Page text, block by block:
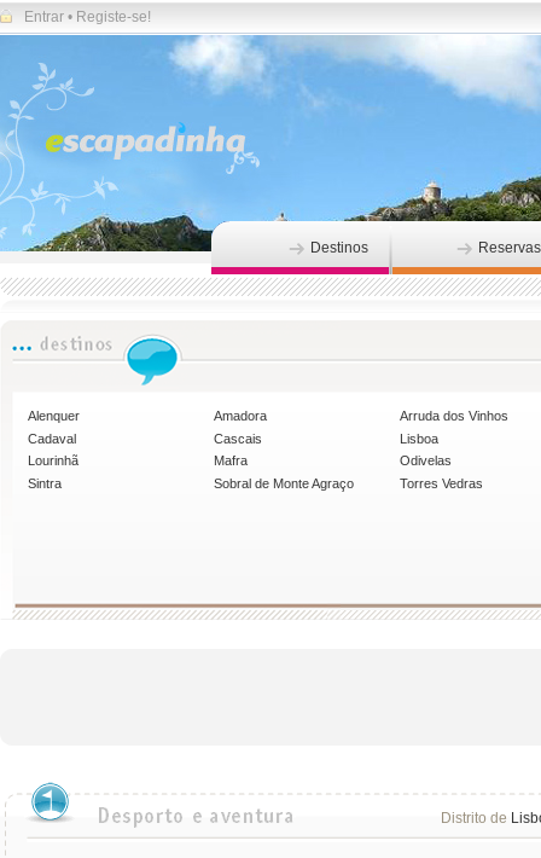
Entrar • Registe-se!
Destinos Reservas
Alenquer Amadora
Arruda dos Vinhos
Cadaval
Cascais
Lisboa
Lourinhã
Mafra
Odivelas
Sintra
Sobral de Monte Agraço Torres Vedras
Distrito de